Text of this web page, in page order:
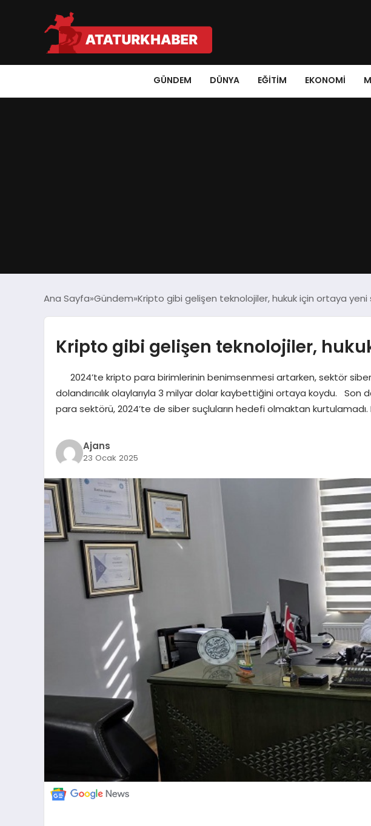
GÜNDEM DÜNYA EĞITIM EKONOMI
Ana Sayfa Gündem Kripto gibi gelişen teknolojiler, hukuk için ortaya yeni
Kripto gibi gelişen teknolojiler,
2024’te kripto para birimlerinin benimsenmesi artarken, sektör siber
dolandırıcılık olaylarıyla 3 milyar dolar kaybettiğini ortaya koydu.
para sektörü, 2024’te de siber suçluların hedefi olmaktan
Ajans
23 Ocak 2025